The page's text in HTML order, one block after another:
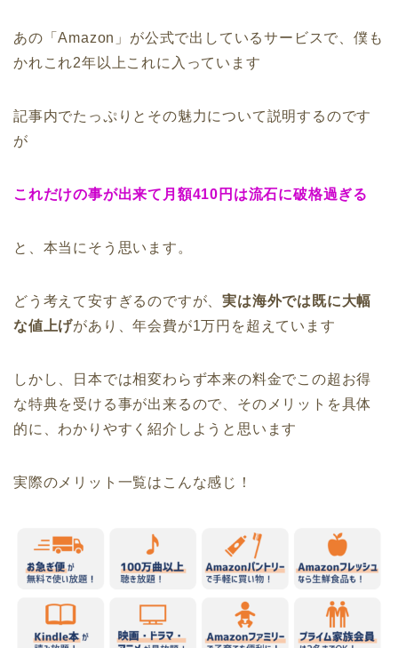
あの「Amazon」が公式で出しているサービスで、僕も
かれこれ2年以上これに入っています
記事内でたっぷりとその魅力について説明するのです
が
これだけの事が出来て月額410円は流石に破格過ぎる
と、本当にそう思います。
どう考えて安すぎるのですが、実は海外では既に大幅
な値上げがあり、年会費が1万円を超えています
しかし、日本では相変わらず本来の料金でこの超お得
な特典を受ける事が出来るので、そのメリットを具体
的に、わかりやすく紹介しようと思います
実際のメリット一覧はこんな感じ！